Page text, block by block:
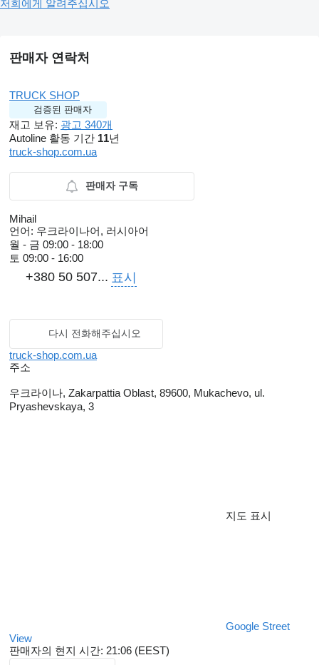
저희에게 알려주십시오
판매자 연락처
TRUCK SHOP
검증된 판매자
재고 보유: 광고 340개
Autoline 활동 기간 11년
truck-shop.com.ua
판매자 구독
Mihail
언어: 우크라이나어, 러시아어
월 - 금 09:00 - 18:00
토 09:00 - 16:00
+380 50 507... 표시
다시 전화해주십시오
truck-shop.com.ua
주소
우크라이나, Zakarpattia Oblast, 89600, Mukachevo, ul.
Pryashevskaya, 3
지도 표시
Google Street
View
판매자의 현지 시간: 21:06 (EEST)